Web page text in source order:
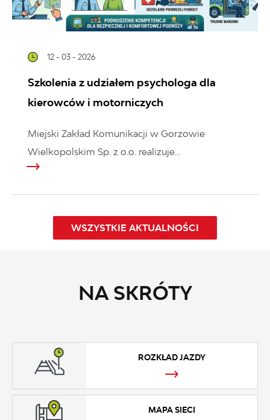
12 - 03 - 2026
Szkolenia z udziałem psychologa dla
kierowców i motorniczych
Miejski Zakład Komunikacji w Gorzowie
Wielkopolskim Sp. z o.o. realizuje...
WSZYSTKIE AKTUALNOŚCI
NA SKRÓTY
ROZKŁAD JAZDY
MAPA SIECI